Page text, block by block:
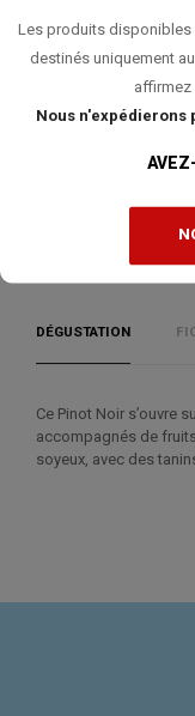
Les produits disponibles
destinés uniquement
affirmez
Nous n'expédierons
AJOUTER À MA
DÉGUSTATION
Ce Pinot Noir s’ouvre
accompagnés de
soyeux, avec des